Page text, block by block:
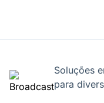
Soluções
para